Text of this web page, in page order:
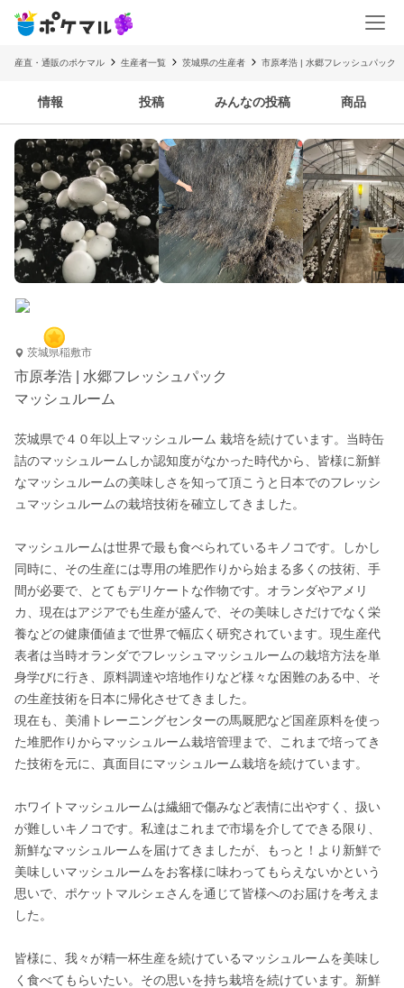
産直・通販のポケマル 生産者一覧 茨城県の生産者 市原孝浩 | 水郷フレッシュパック
情報 投稿 みんなの投稿 商品
茨城県稲敷市
市原孝浩 | 水郷フレッシュパック
マッシュルーム
茨城県で４０年以上マッシュルーム 栽培を続けています。当時缶
詰のマッシュルームしか認知度がなかった時代から、皆様に新鮮
なマッシュルームの美味しさを知って頂こうと日本でのフレッシ
ュマッシュルームの栽培技術を確立してきました。
マッシュルームは世界で最も食べられているキノコです。しかし
同時に、その生産には専用の堆肥作りから始まる多くの技術、手
間が必要で、とてもデリケートな作物です。オランダやアメリ
カ、現在はアジアでも生産が盛んで、その美味しさだけでなく栄
養などの健康価値まで世界で幅広く研究されています。現生産代
表者は当時オランダでフレッシュマッシュルームの栽培方法を単
身学びに行き、原料調達や培地作りなど様々な困難のある中、そ
の生産技術を日本に帰化させてきました。
現在も、美浦トレーニングセンターの馬厩肥など国産原料を使っ
た堆肥作りからマッシュルーム栽培管理まで、これまで培ってき
た技術を元に、真面目にマッシュルーム栽培を続けています。
ホワイトマッシュルームは繊細で傷みなど表情に出やすく、扱い
が難しいキノコです。私達はこれまで市場を介してできる限り、
新鮮なマッシュルームを届けてきましたが、もっと！より新鮮で
美味しいマッシュルームをお客様に味わってもらえないかという
思いで、ポケットマルシェさんを通じて皆様へのお届けを考えま
した。
皆様に、我々が精一杯生産を続けているマッシュルームを美味し
く食べてもらいたい。その思いを持ち栽培を続けています。新鮮